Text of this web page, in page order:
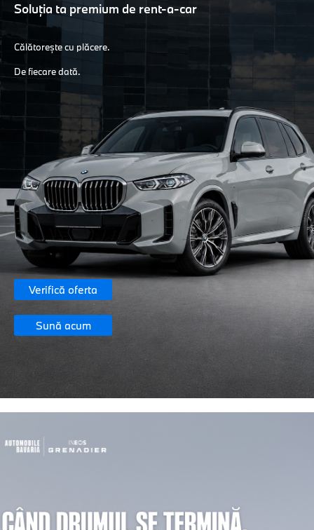
Soluția ta premium de rent-a-car
Călătorește cu plăcere.
De fiecare dată.
Verifică oferta
Sună acum